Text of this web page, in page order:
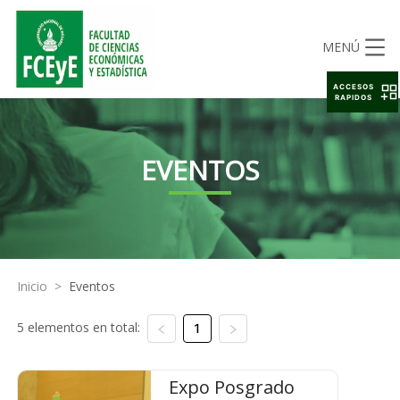
MENÚ
EVENTOS
Inicio > Eventos
5 elementos en total: 1
Expo Posgrado
ACCESOS
RAPIDOS